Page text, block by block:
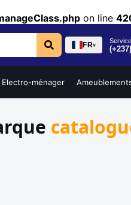
on line
FR▾
Electro-ménager